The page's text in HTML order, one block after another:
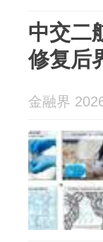
中交二
修复后
金融界